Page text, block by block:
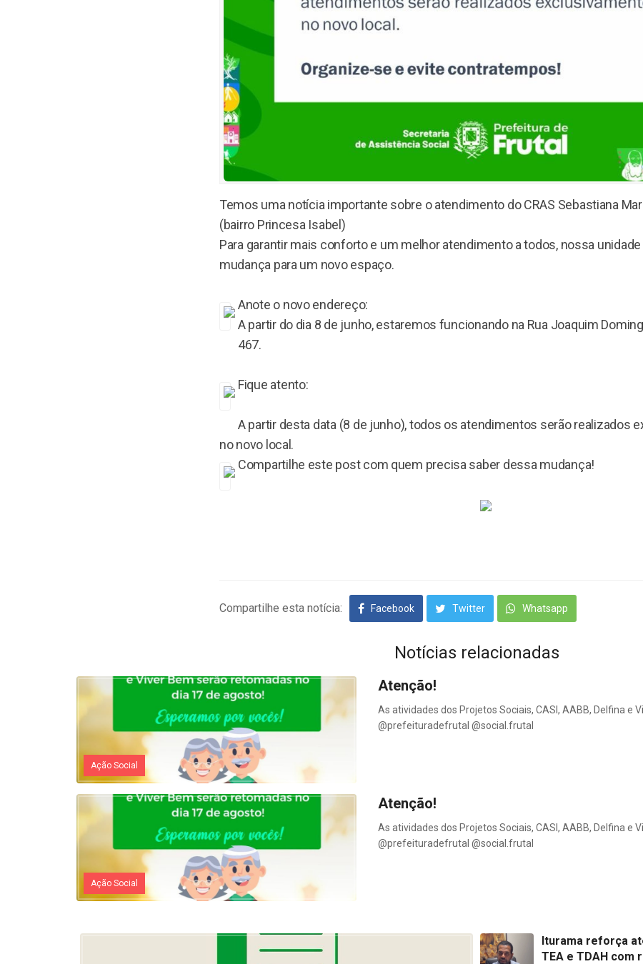
Temos uma notícia importante sobre o atendimento do CRAS Sebastiana
(bairro Princesa Isabel)
Para garantir mais conforto e um melhor atendimento a todos, nossa
mudança para um novo espaço.
Anote o novo endereço:
A partir do dia 8 de junho, estaremos funcionando na Rua Joaquim
467.
Fique atento:
A partir desta data (8 de junho), todos os atendimentos serão realizados
no novo local.
Compartilhe este post com quem precisa saber dessa mudança!
Compartilhe esta notícia: Facebook Twitter Whatsapp
Notícias relacionadas
Ação Social
Atenção!
As atividades dos Projetos Sociais, CASI, AABB, Delfina e
@prefeituradefrutal @social.frutal
Ação Social
Atenção!
As atividades dos Projetos Sociais, CASI, AABB, Delfina e
@prefeituradefrutal @social.frutal
Iturama reforça
TEA e TDAH com